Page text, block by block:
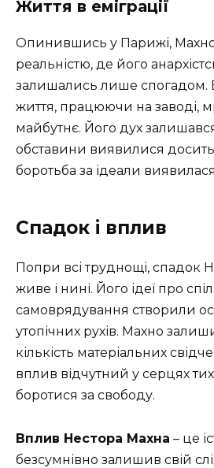
Життя в еміграції
Опинившись у Парижі, Махно
реальністю, де його
залишались лише спогадом.
життя, працюючи на заводі,
майбутнє. Його дух
обставини виявилися
боротьба за ідеали
Спадок і вплив
Попри всі труднощі, спадок
живе і нині. Його ідеї про
самоврядування створили
утопічних рухів. Махно
кількість матеріальних
вплив відчутний у серцях
боротися за свободу.
Вплив Нестора Махна – це
безсумнівно залишив свій